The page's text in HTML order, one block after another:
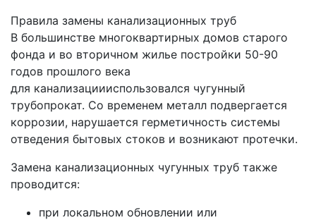
Правила замены канализационных труб
В большинстве многоквартирных домов старого
фонда и во вторичном жилье постройки 50-90
годов прошлого века
для канализациииспользовался чугунный
трубопрокат. Со временем металл подвергается
коррозии, нарушается герметичность системы
отведения бытовых стоков и возникают протечки.
Замена канализационных чугунных труб также
проводится:
при локальном обновлении или